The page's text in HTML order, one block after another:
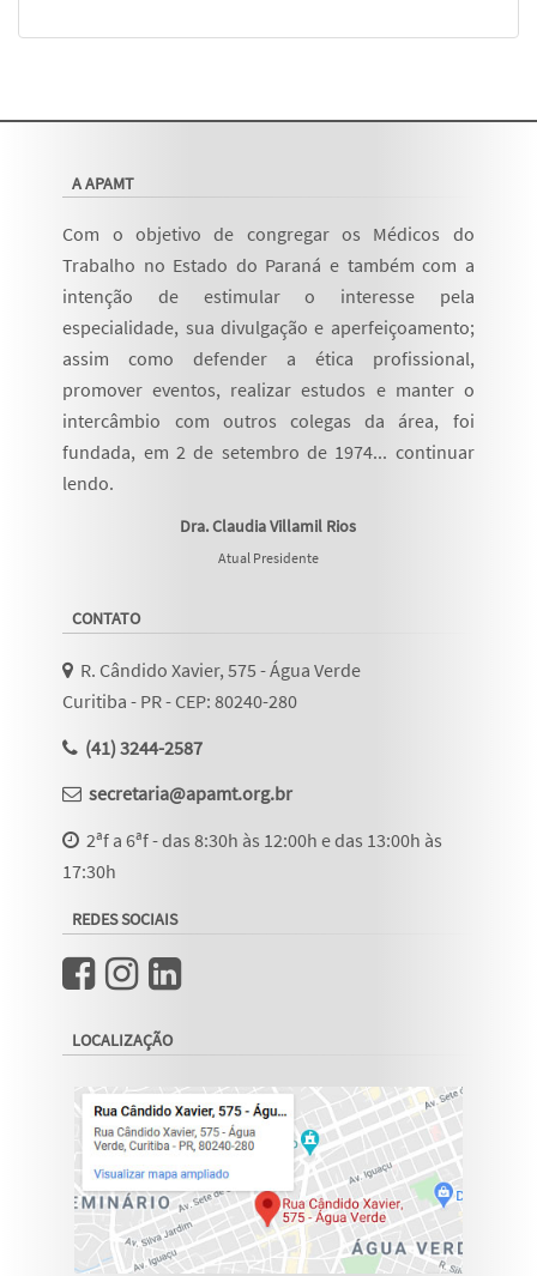
A APAMT
Com o objetivo de congregar os Médicos do
Trabalho no Estado do Paraná e também com a
intenção de estimular o interesse pela
especialidade, sua divulgação e aperfeiçoamento;
assim como defender a ética profissional,
promover eventos, realizar estudos e manter o
intercâmbio com outros colegas da área, foi
fundada, em 2 de setembro de 1974... continuar
lendo.
Dra. Claudia Villamil Rios
Atual Presidente
CONTATO
R. Cândido Xavier, 575 - Água Verde
Curitiba - PR - CEP: 80240-280
(41) 3244-2587
secretaria@apamt.org.br
2ªf a 6ªf - das 8:30h às 12:00h e das 13:00h às
17:30h
REDES SOCIAIS
LOCALIZAÇÃO